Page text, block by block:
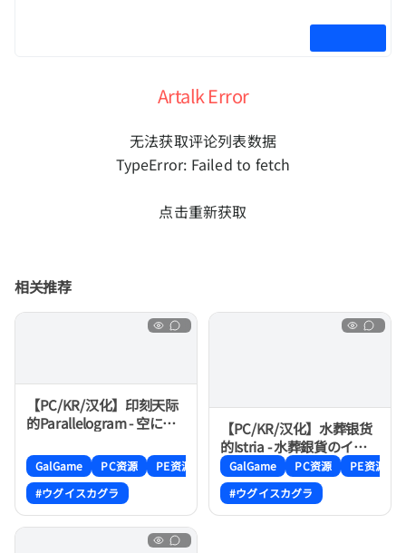
Artalk Error
无法获取评论列表数据
TypeError: Failed to fetch
点击重新获取
相关推荐
【PC/KR/汉化】印刻天际
的Parallelogram - 空に刻
GalGame PC资源
PE资源
#ウグイスカグラ
【PC/KR/汉化】水葬银货
的Istria - 水葬銀貨のイス
トリア - 水葬银币的伊斯特
里亚
GalGame PC资源
PE资源
#ウグイスカグラ